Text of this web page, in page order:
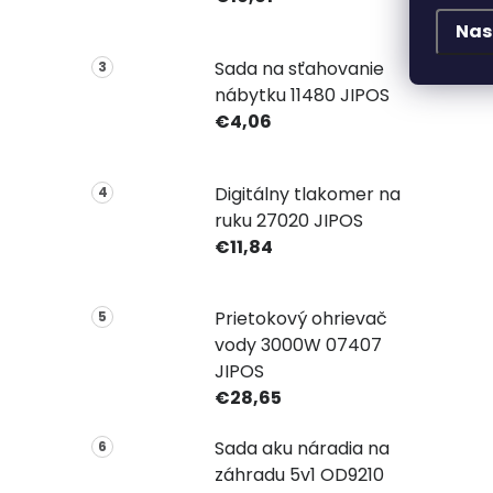
Sada na sťahovanie
nábytku 11480 JIPOS
€4,06
Digitálny tlakomer na
ruku 27020 JIPOS
€11,84
Prietokový ohrievač
vody 3000W 07407
JIPOS
€28,65
Sada aku náradia na
záhradu 5v1 OD9210